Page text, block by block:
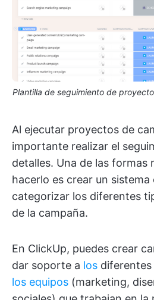
Plantilla de seguimiento de
Al ejecutar proyectos de
importante realizar el
detalles. Una de las formas
hacerlo es crear un
categorizar los diferentes
de la campaña.
En ClickUp, puedes crear
dar soporte a los diferentes
los equipos (marketing,